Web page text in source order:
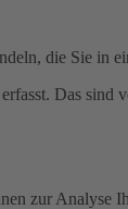
die Sie in
Das
zur Analyse